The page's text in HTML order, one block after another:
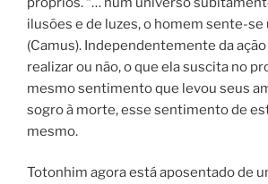
ilusões e de luzes, o homem sente-
(Camus). Independentemente da
realizar ou não, o que ela suscita no
mesmo sentimento que levou seus
sogro à morte, esse sentimento de
mesmo.
Totonhim agora está aposentado de